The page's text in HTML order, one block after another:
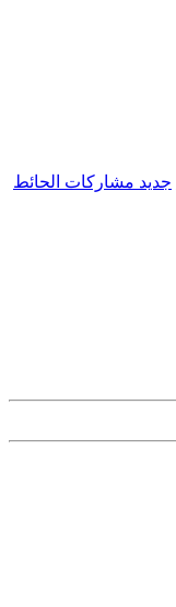
جديد مشاركات الحائط